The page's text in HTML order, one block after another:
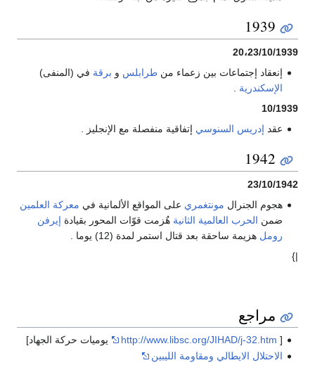
1939
20،23/10/1939
إنعقاد إجتماعات بين زعماء منطرابلس و برقة في (المنفى)
الإسكندرية
10/1939
عقد إدريس السنوسي إتفاقية منفصلة مع الإنجليز .
1942
23/10/1942
هجوم الجنرال مونتغمري على المواقع الألمانية في معركة العلمين
ضمن الحرب العالمية الثانية هٌزمت قوّات المحور بقيادة إيرفن
رومل هزيمة ساحقة بعد قتال استمر لمدة (12) يوما .
|}
مراجع
[
http://www.libsc.org/JIHAD/j-32.htm
يوميات حركة الجهاد]
الاحتلال الايطالي ومقاومة الليبين